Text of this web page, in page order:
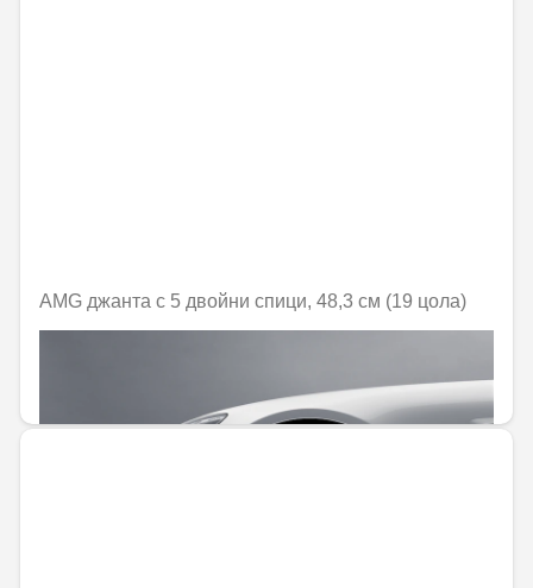
AMG джанта с 5 двойни спици, 48,3 см (19 цола)